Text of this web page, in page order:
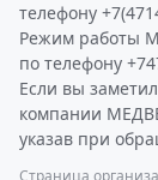
телефону
Режим работы
по телефону
Если вы
компании
указав при
Страница